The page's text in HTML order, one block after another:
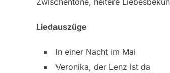
Liedauszüge
In einer Nacht im Mai
Veronika, der Lenz ist da